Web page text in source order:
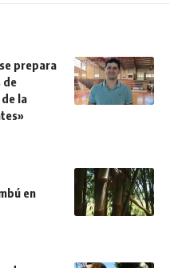
prepara
de
la
en